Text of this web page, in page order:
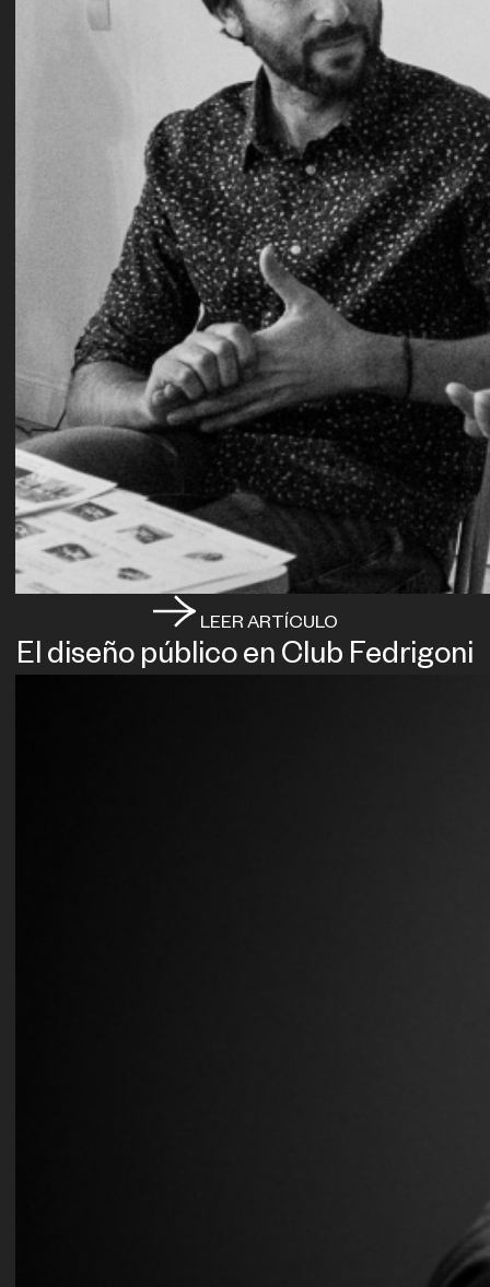
LEER ARTÍCULO
El diseño público en Club Fedrigoni